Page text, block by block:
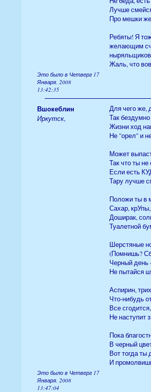
Лучше
Про мешки
Ребяты! Я
желающим
Жаль, что
Это было в Четверг 17
Января, 2008
13:42:35
Вшокеблин
Иркутск,
Для чего же,
Так
Жизни ход
Не "орел" и
Может
Так что ты
Если есть
Тару лучше
Положи ты в
Сахар,
Доширак,
Туалетной
Шерстяные
(Помнишь?
Черный день
Не пытайся
Аспирин,
Что-нибудь
Все
Не наступит
Пока
В черный
Вот тогда
И
Это было в Четверг 17
Января, 2008
13:47:04